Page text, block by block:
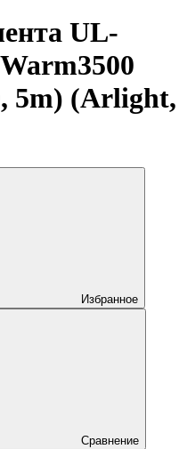
UL-
5m) (Arlight,
Избранное
Сравнение